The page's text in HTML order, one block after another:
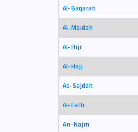
Al-Baqarah
Al-Maidah
Al-Hijr
Al-Hajj
As-Sajdah
Al-Fath
An-Najm